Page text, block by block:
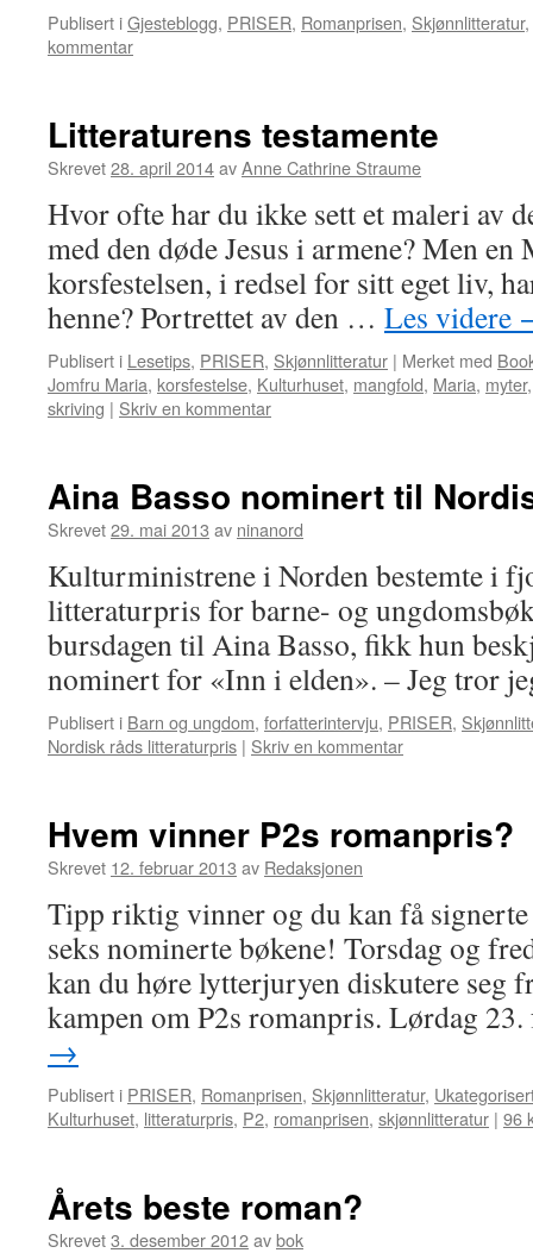
Publisert iGjesteblogg, PRISER, Romanprisen, Skjønnlitteratur,
kommentar
Litteraturens testamente
Skrevet28. april 2014avAnne Cathrine Straume
Hvor ofte har du ikke sett et maleri av
med den døde Jesus i armene? Men
korsfestelsen, i redsel for sitt eget liv,
henne? Portrettet av den … Les videre
Publisert i Lesetips, PRISER, Skjønnlitteratur | Merket med
Jomfru Maria, korsfestelse, Kulturhuset, mangfold, Maria, myter
skriving | Skriv en kommentar
Aina Basso nominert til
Skrevet29. mai 2013 av ninanord
Kulturministrene i Norden bestemte i
litteraturpris for barne- og
bursdagen til Aina Basso, fikk hun
nominert for «Inn i elden». – Jeg tror
Publisert i Barn og ungdom, forfatterintervju, PRISER,
Nordisk råds litteraturpris | Skriv en kommentar
Hvem vinner P2s romanpris?
Skrevet 12. februar 2013 av Redaksjonen
Tipp riktig vinner og du kan få signerte
seks nominerte bøkene! Torsdag og
kan du høre lytterjuryen diskutere seg
kampen om P2s romanpris. Lørdag
→
Publisert i PRISER, Romanprisen, Skjønnlitteratur,
Kulturhuset, litteraturpris, P2, romanprisen, skjønnlitteratur | 96
Årets beste roman?
Skrevet3. desember 2012avbok